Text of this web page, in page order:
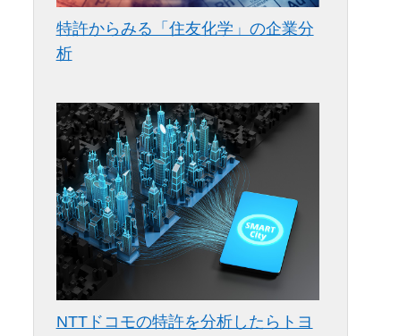
特許からみる「住友化学」の企業分
析
NTTドコモの特許を分析したらトヨ